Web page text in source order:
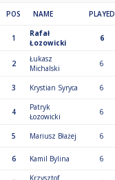
POS NAME PLAYED
1
Rafał
Łozowicki
6
2
Łukasz
Michalski
6
3 Krystian Syryca 6
4
Patryk
Łozowicki
6
5 Mariusz Błażej 6
6 Kamil Bylina 6
Krzysztof